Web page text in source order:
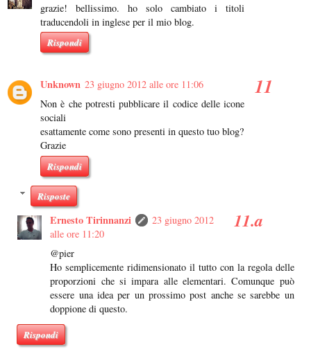
grazie! bellissimo. ho solo cambiato i titoli
traducendoli in inglese per il mio blog.
Rispondi
Unknown 23 giugno 2012 alle ore 11:06
Non è che potresti pubblicare il codice delle icone
sociali
esattamente come sono presenti in questo tuo blog?
Grazie
Rispondi
Risposte
Ernesto Tirinnanzi
23 giugno 2012
alle ore 11:20
@pier
Ho semplicemente ridimensionato il tutto con la regola delle
proporzioni che si impara alle elementari. Comunque può
essere una idea per un prossimo post anche se sarebbe un
doppione di questo.
Rispondi